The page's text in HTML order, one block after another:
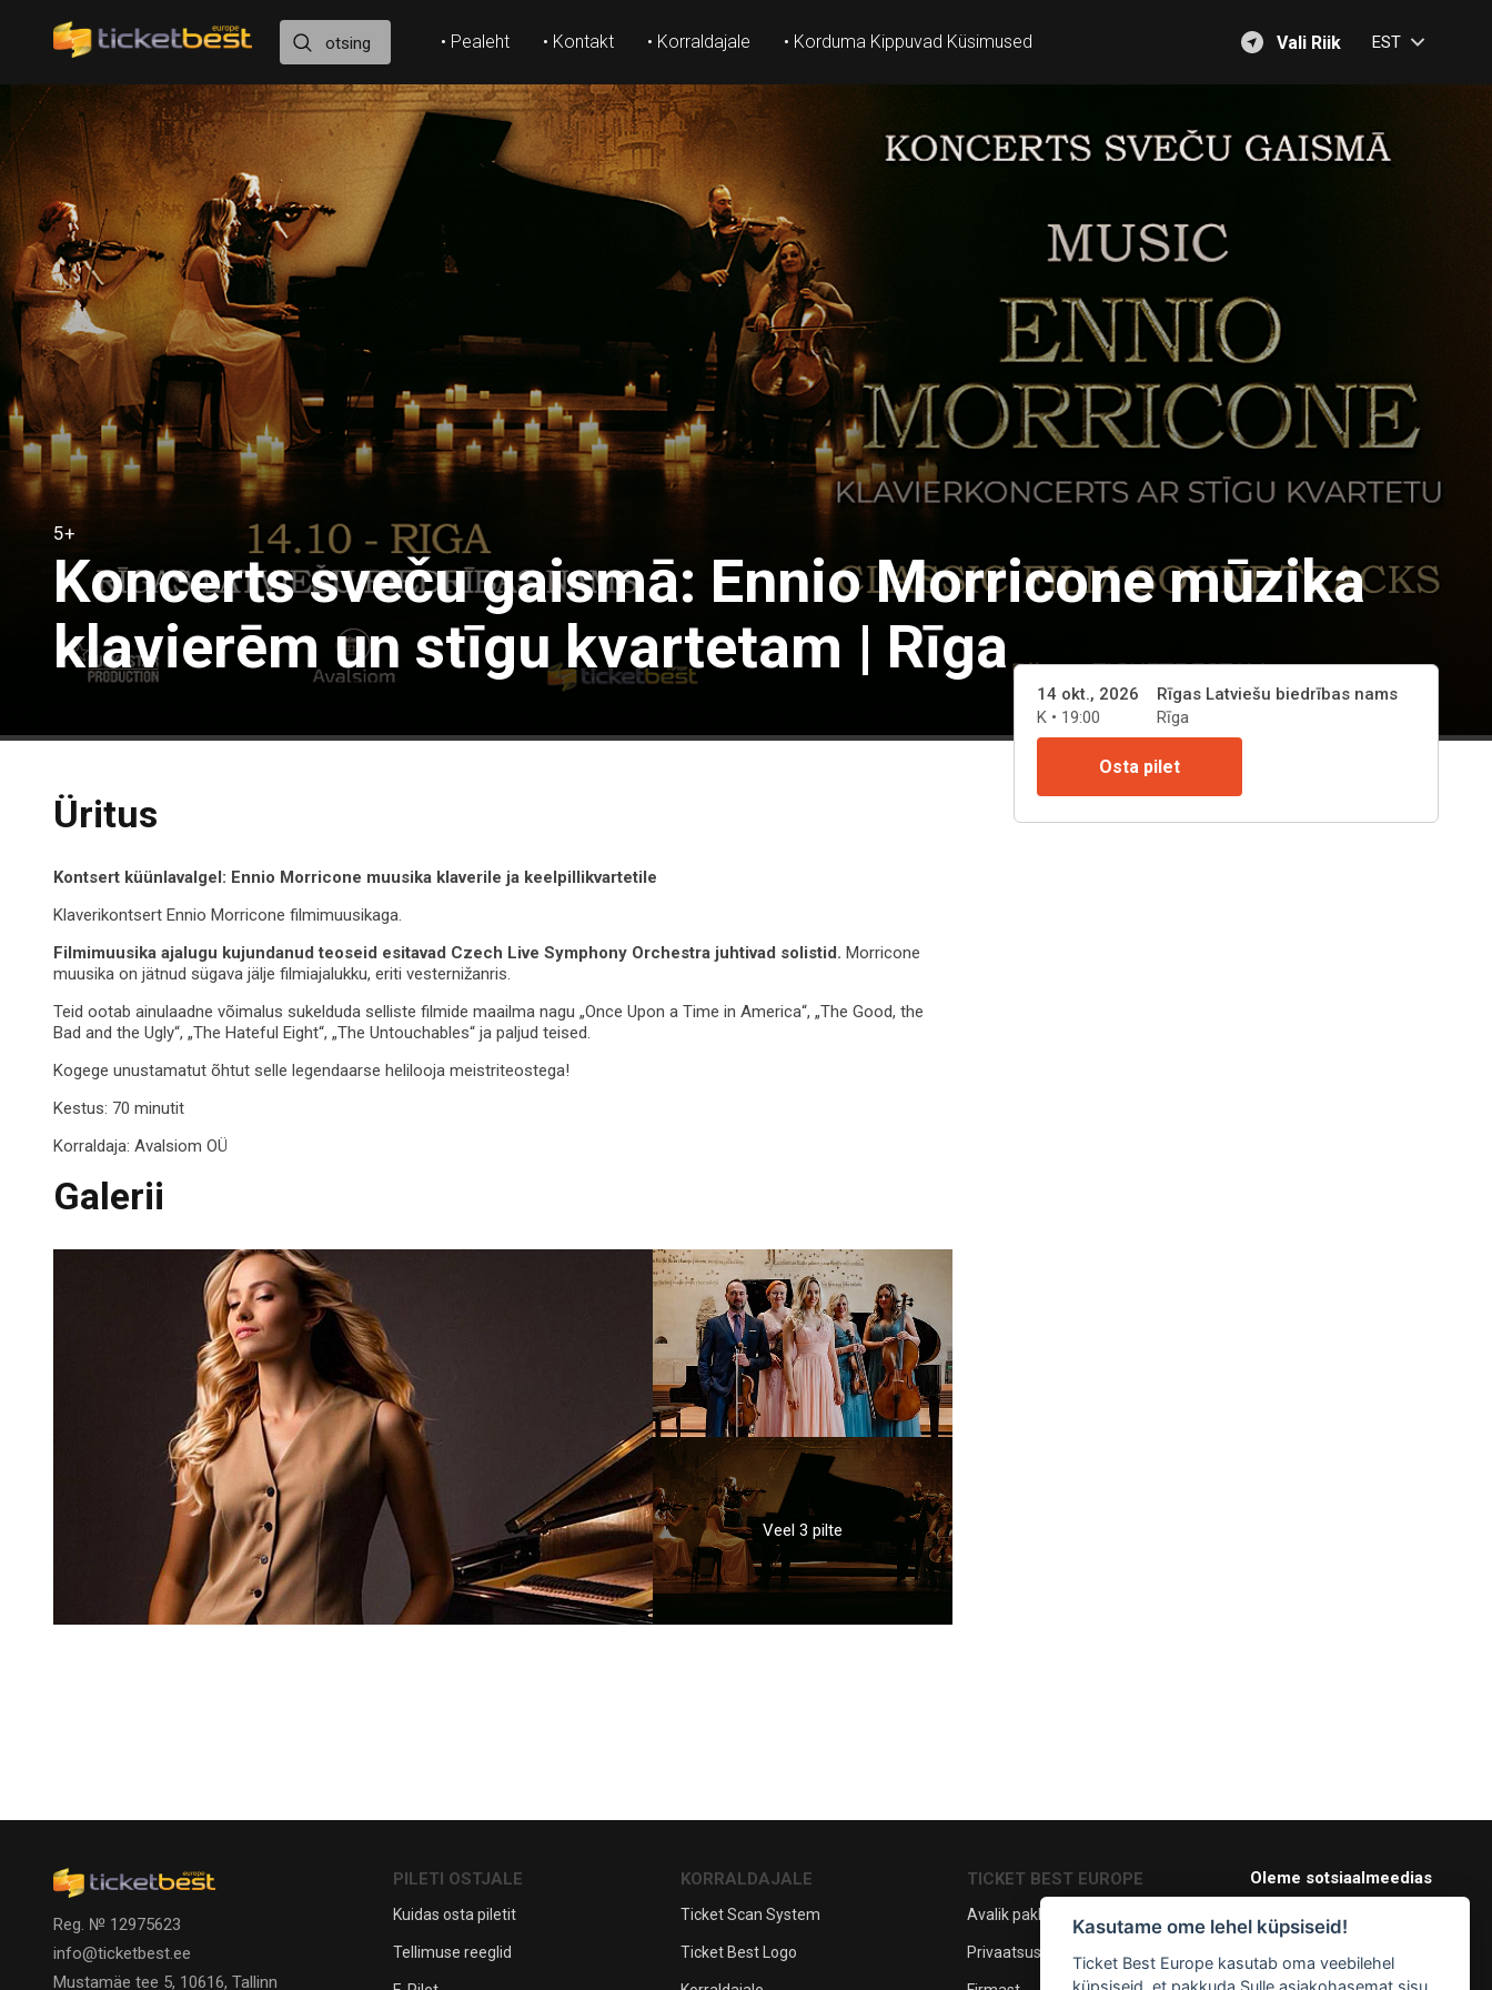
• Pealeht • Kontakt • Korraldajale • Korduma Kippuvad Küsimused Vali Riik EST
5+
Koncerts sveču gaismā: Ennio Morricone mūzika
klavierēm un stīgu kvartetam | Rīga
14 okt., 2026
K • 19:00
Rīgas Latviešu biedrības nams
Rīga
Osta pilet
Üritus
Kontsert küünlavalgel: Ennio Morricone muusika klaverile ja keelpillikvartetile
Klaverikontsert Ennio Morricone filmimuusikaga.
Filmimuusika ajalugu kujundanud teoseid esitavad Czech Live Symphony Orchestra juhtivad solistid. Morricone
muusika on jätnud sügava jälje filmiajalukku, eriti vesternižanris.
Teid ootab ainulaadne võimalus sukelduda selliste filmide maailma nagu „Once Upon a Time in America“, „The Good, the
Bad and the Ugly“, „The Hateful Eight“, „The Untouchables“ ja paljud teised.
Kogege unustamatut õhtut selle legendaarse helilooja meistriteostega!
Kestus: 70 minutit
Korraldaja: Avalsiom OÜ
Galerii
Veel 3 pilte
Reg. № 12975623
info@ticketbest.ee
Mustamäe tee 5, 10616, Tallinn
PILETI OSTJALE
Kuidas osta piletit
Tellimuse reeglid
KORRALDAJALE
Ticket Scan System
Ticket Best Logo
TICKET BEST EUROPE
Avalik pakkumine
Privaatsuspoliitika
Oleme sotsiaalmeedias
Kasutame ome lehel küpsiseid!
Ticket Best Europe kasutab oma veebilehel
küpsiseid, et pakkuda Sulle asjakohasemat sisu